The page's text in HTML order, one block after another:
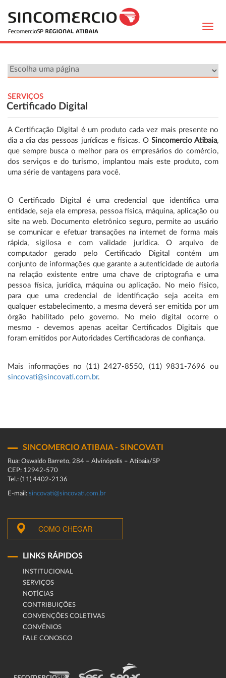
SERVIÇOS
Certificado Digital
A Certificação Digital é um produto cada vez mais presente no
dia a dia das pessoas jurídicas e físicas. O Sincomercio Atibaia,
que sempre busca o melhor para os empresários do comércio,
dos serviços e do turismo, implantou mais este produto, com
uma série de vantagens para você.
O Certificado Digital é uma credencial que identifica uma
entidade, seja ela empresa, pessoa física, máquina, aplicação ou
site na web. Documento eletrônico seguro, permite ao usuário
se comunicar e efetuar transações na internet de forma mais
rápida, sigilosa e com validade jurídica. O arquivo de
computador gerado pelo Certificado Digital contém um
conjunto de informações que garante a autenticidade de autoria
na relação existente entre uma chave de criptografia e uma
pessoa física, jurídica, máquina ou aplicação. No meio físico,
para que uma credencial de identificação seja aceita em
qualquer estabelecimento, a mesma deverá ser emitida por um
órgão habilitado pelo governo. No meio digital ocorre o
mesmo - devemos apenas aceitar Certificados Digitais que
foram emitidos por Autoridades Certificadoras de confiança.
Mais informações no (11) 2427-8550, (11) 9831-7696 ou
sincovati@sincovati.com.br.
SINCOMERCIO ATIBAIA - SINCOVATI
Rua: Oswaldo Barreto, 284 – Alvinópolis – Atibaia/SP
CEP: 12942-570
Tel.: (11) 4402-2136
E-mail: sincovati@sincovati.com.br
COMO CHEGAR
LINKS RÁPIDOS
INSTITUCIONAL
SERVIÇOS
NOTÍCIAS
CONTRIBUIÇÕES
CONVENÇÕES COLETIVAS
CONVÊNIOS
FALE CONOSCO